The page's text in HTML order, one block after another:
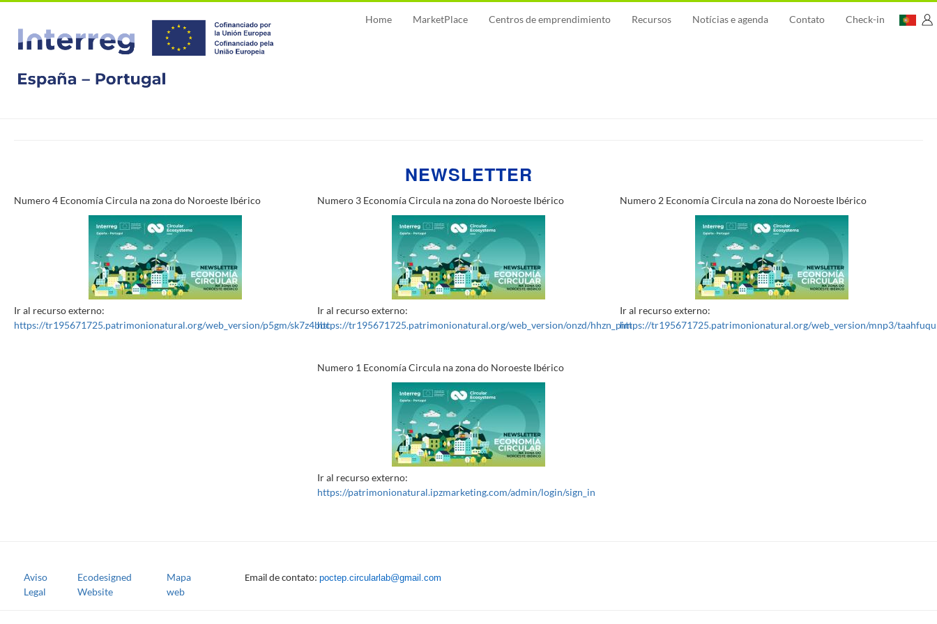
conteúdo
MAIN
Home MarketPlace Centros de emprendimiento Recursos Notícias e agenda Contato Check-in
NEWSLETTER
Numero 4 Economía Circula na zona do Noroeste Ibérico
Ir al recurso externo:
https://tr195671725.patrimonionatural.org/web_version/p5gm/sk7z4bbc
Numero 3 Economía Circula na zona do Noroeste Ibérico
Ir al recurso externo:
https://tr195671725.patrimonionatural.org/web_version/onzd/hhzn_pim
Numero 2 Economía Circula na zona do Noroeste Ibérico
Ir al recurso externo:
https://tr195671725.patrimonionatural.org/web_version/mnp3/taahfuqu
Numero 1 Economía Circula na zona do Noroeste Ibérico
Ir al recurso externo:
https://patrimonionatural.ipzmarketing.com/admin/login/sign_in
FOOTER
CARDÁPIO
Aviso
Legal
Ecodesigned
Website
Mapa
web
Email de contato: poctep.circularlab@gmail.com